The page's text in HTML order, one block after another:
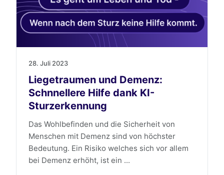
28. Juli 2023
Liegetraumen und Demenz:
Schnnellere Hilfe dank KI-
Sturzerkennung
Das Wohlbefinden und die Sicherheit von
Menschen mit Demenz sind von höchster
Bedeutung. Ein Risiko welches sich vor allem
bei Demenz erhöht, ist ein ...